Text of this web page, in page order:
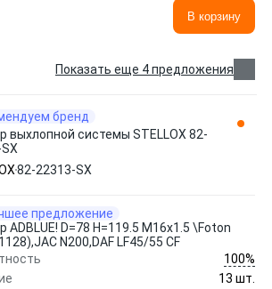
В корзину
Показать еще 4 предложения
бренд
выхлопной системы STELLOX 82-
82-22313-SX
предложение
ADBLUE! D=78 H=119.5 M16x1.5 \Foton
N200,DAF LF45/55 CF
100%
13 шт.